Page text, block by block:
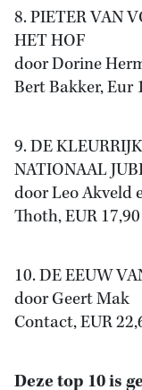
8. PIETER VAN
HET HOF
door Dorine
Bert Bakker, Eur
9. DE
NATIONAAL
door Leo Akveld
Thoth, EUR 17,90
10. DE EEUW
door Geert Mak
Contact, EUR
Deze top 10 is